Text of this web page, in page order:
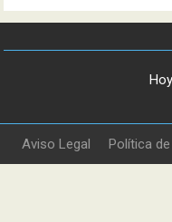
Aviso Legal Política